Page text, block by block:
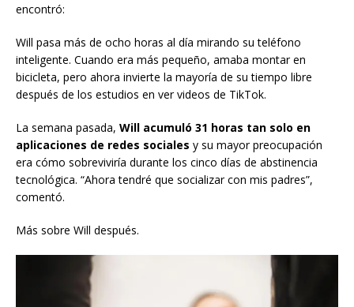
encontró:
Will pasa más de ocho horas al día mirando su teléfono
inteligente. Cuando era más pequeño, amaba montar en
bicicleta, pero ahora invierte la mayoría de su tiempo libre
después de los estudios en ver videos de TikTok.
La semana pasada, Will acumuló 31 horas tan solo en
aplicaciones de redes sociales y su mayor preocupación
era cómo sobreviviría durante los cinco días de abstinencia
tecnológica. “Ahora tendré que socializar con mis padres”,
comentó.
Más sobre Will después.